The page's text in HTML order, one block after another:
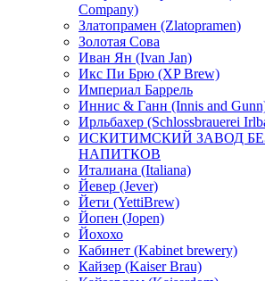
Company)
Златопрамен (Zlatopramen)
Золотая Сова
Иван Ян (Ivan Jan)
Икс Пи Брю (XP Brew)
Империал Баррель
Иннис & Ганн (Innis and
Ирльбахер (Schlossbrauerei
ИСКИТИМСКИЙ ЗАВОД
НАПИТКОВ
Италиана (Italiana)
Йевер (Jever)
Йети (YettiBrew)
Йопен (Jopen)
Йохохо
Кабинет (Kabinet brewery)
Кайзер (Kaiser Brau)